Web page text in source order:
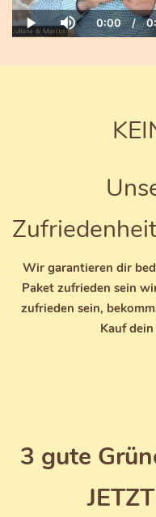
Play Mute
Current
Time
0:00 /
Wir garantieren dir
Paket zufrieden sein
zufrieden sein,
Kauf
3 gute